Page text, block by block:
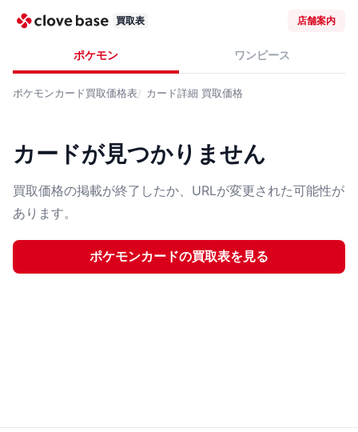
買取表 店舗案内
ポケモン ワンピース
ポケモンカード買取価格表 カード詳細 買取価格
カードが見つかりません
買取価格の掲載が終了したか、URLが変更された可能性が
あります。
ポケモンカードの買取表を見る